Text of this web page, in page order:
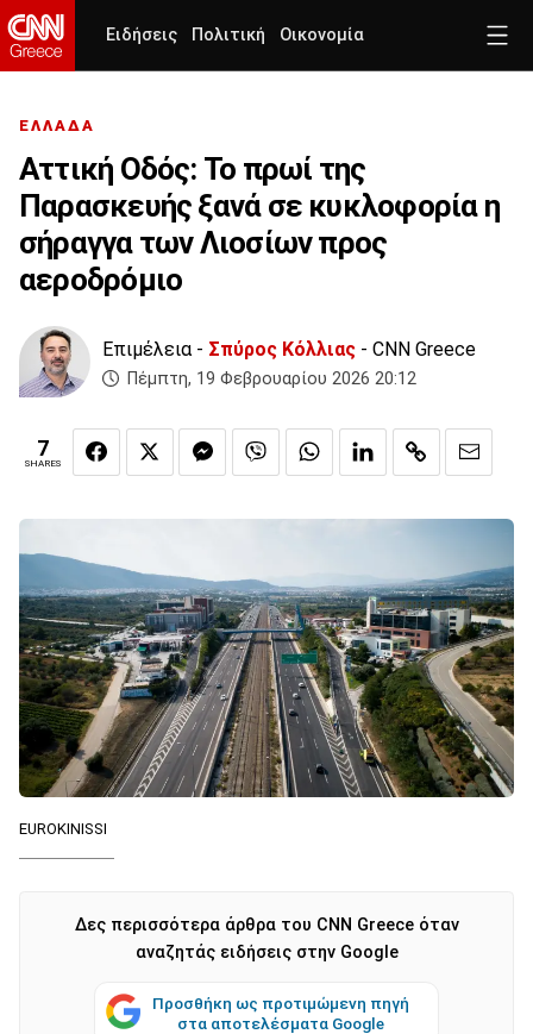
Ειδήσεις Πολιτική Οικονομία
ΕΛΛΑΔΑ
Αττική Οδός: Το πρωί της
Παρασκευής ξανά σε κυκλοφορία η
σήραγγα των Λιοσίων προς
αεροδρόμιο
Επιμέλεια - Σπύρος Κόλλιας - CNN Greece
Πέμπτη, 19 Φεβρουαρίου 2026 20:12
7
SHARES
EUROKINISSI
Δες περισσότερα άρθρα του CNN Greece όταν
αναζητάς ειδήσεις στην Google
Προσθήκη ως προτιμώμενη πηγή
στα αποτελέσματα Google